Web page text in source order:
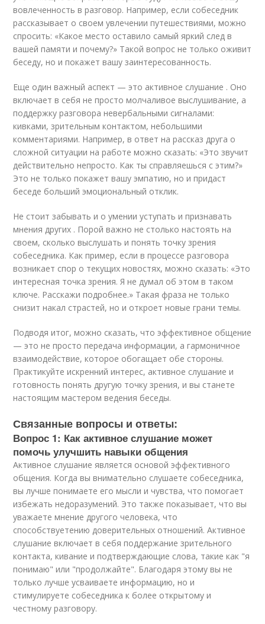
вовлеченность в разговор. Например, если собеседник
рассказывает о своем увлечении путешествиями, можно
спросить: «Какое место оставило самый яркий след в
вашей памяти и почему?» Такой вопрос не только оживит
беседу, но и покажет вашу заинтересованность.
Еще один важный аспект — это активное слушание . Оно
включает в себя не просто молчаливое выслушивание, а
поддержку разговора невербальными сигналами:
кивками, зрительным контактом, небольшими
комментариями. Например, в ответ на рассказ друга о
сложной ситуации на работе можно сказать: «Это звучит
действительно непросто. Как ты справляешься с этим?»
Это не только покажет вашу эмпатию, но и придаст
беседе больший эмоциональный отклик.
Не стоит забывать и о умении уступать и признавать
мнения других . Порой важно не столько настоять на
своем, сколько выслушать и понять точку зрения
собеседника. Как пример, если в процессе разговора
возникает спор о текущих новостях, можно сказать: «Это
интересная точка зрения. Я не думал об этом в таком
ключе. Расскажи подробнее.» Такая фраза не только
снизит накал страстей, но и откроет новые грани темы.
Подводя итог, можно сказать, что эффективное общение
— это не просто передача информации, а гармоничное
взаимодействие, которое обогащает обе стороны.
Практикуйте искренний интерес, активное слушание и
готовность понять другую точку зрения, и вы станете
настоящим мастером ведения беседы.
Связанные вопросы и ответы:
Вопрос 1: Как активное слушание может
помочь улучшить навыки общения
Активное слушание является основой эффективного
общения. Когда вы внимательно слушаете собеседника,
вы лучше понимаете его мысли и чувства, что помогает
избежать недоразумений. Это также показывает, что вы
уважаете мнение другого человека, что
способствуетению доверительных отношений. Активное
слушание включает в себя поддержание зрительного
контакта, кивание и подтверждающие слова, такие как "я
понимаю" или "продолжайте". Благодаря этому вы не
только лучше усваиваете информацию, но и
стимулируете собеседника к более открытому и
честному разговору.